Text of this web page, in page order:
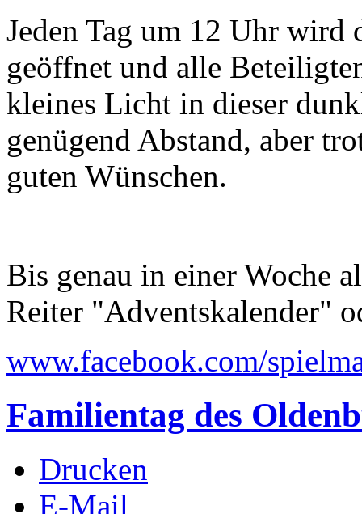
Jeden Tag um 12 Uhr wird
geöffnet und alle
kleines Licht in dieser
genügend Abstand, aber
guten Wünschen.
Bis genau in einer Woche
Reiter "Adventskalender"
www.facebook.com/
Familientag des
Drucken
E-Mail